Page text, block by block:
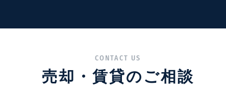
CONTACT US
売却・賃貸のご相談